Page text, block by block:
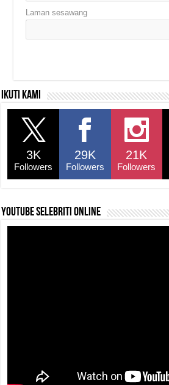
Laman sesawang
Ikuti kami
3K
Followers
29K
Followers
21K
Followers
YouTube selebriti online